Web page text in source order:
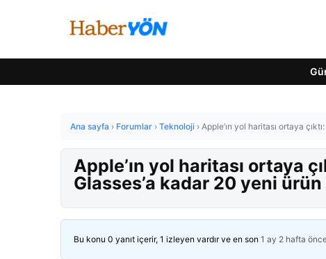
Ana sayfa › Forumlar › Teknoloji › Apple’ın yol haritası ortaya
Apple’ın yol haritası ortaya
Glasses’a kadar 20 yeni ürün
Bu konu 0 yanıt içerir, 1 izleyen vardır ve en son 1 ay 2 hafta